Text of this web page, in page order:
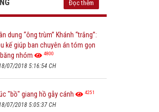
Đọc thêm
dung “ông trùm” Khánh “trắng”:
kế giúp ban chuyên án tóm gọn
nhóm
4800
07/2018 5:16:54 CH
"bồ" giang hồ gẫy cánh 4251
07/2018 5:05:37 CH